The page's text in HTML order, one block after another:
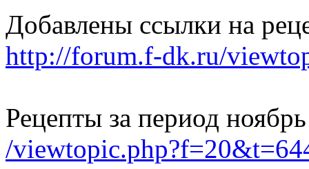
Добавлены ссылки на
http://forum.f-dk.ru/
Рецепты за период
/